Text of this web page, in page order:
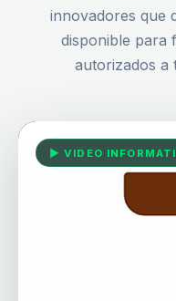
innovadores que
disponible para
autorizados a
▶ VIDEO